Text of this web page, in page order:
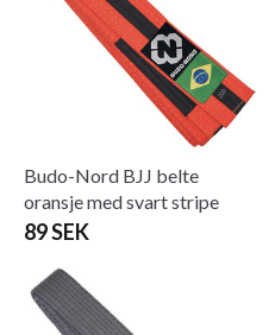
Budo-Nord BJJ belte
oransje med svart stripe
89 SEK